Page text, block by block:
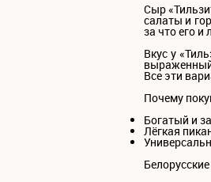
Сыр
салаты и
за что его
Вкус у
Все эти
Почему
Богатый и
Лёгкая